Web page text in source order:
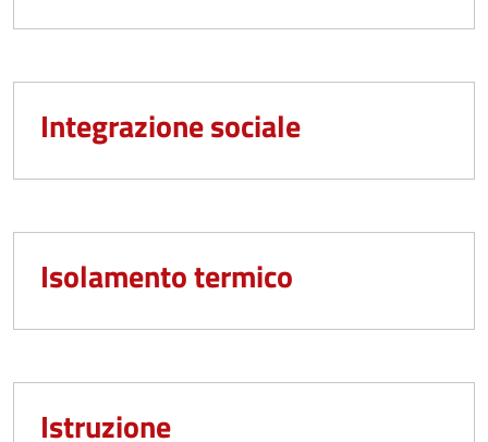
Integrazione sociale
Isolamento termico
Istruzione